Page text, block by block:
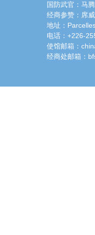
国防武官：马
经商参赞：席威
地址：
电话：+226-
使馆邮箱：
经商处邮箱：